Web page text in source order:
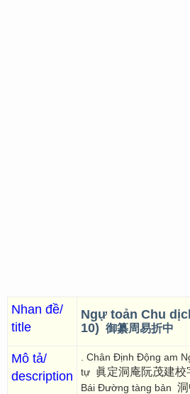
Nhan đề/
title
Ngự toản Chu
10) 御纂周易折中
Mô tả/
description
. Chân Định Động am
tự 眞定洞庵阮茂建校
Bái Đường tàng bản